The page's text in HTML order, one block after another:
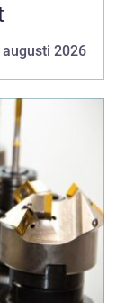
augusti 2026